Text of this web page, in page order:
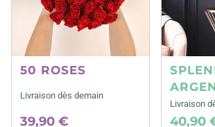
50 ROSES
Livraison dès demain
39,90 €
Livraison
40,90